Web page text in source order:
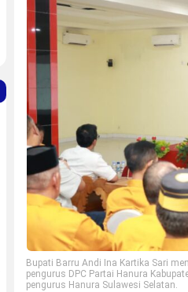
Bupati Barru Andi Ina Kartika Sari
pengurus DPC Partai Hanura
pengurus Hanura Sulawesi Selatan.